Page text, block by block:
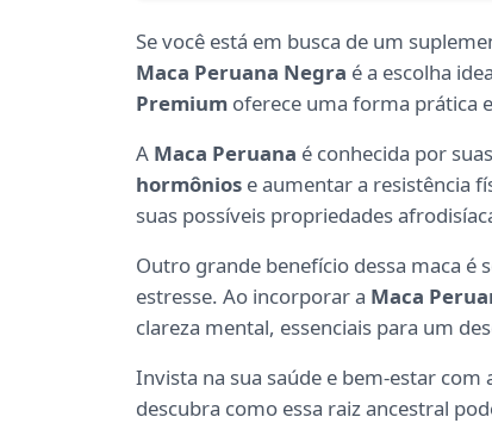
Se você está em busca de um
Maca Peruana Negra é a escolha
Premium oferece uma forma prática
A Maca Peruana é conhecida por
hormônios e aumentar a resistência
suas possíveis propriedades
Outro grande benefício dessa maca é
estresse. Ao incorporar a Maca
clareza mental, essenciais para um
Invista na sua saúde e bem-estar com
descubra como essa raiz ancestral